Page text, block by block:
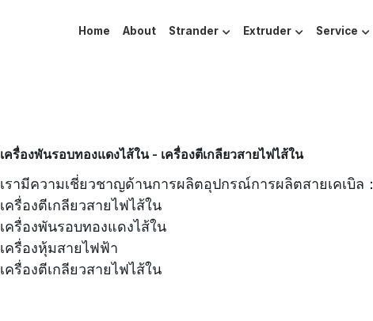
Home About Strander Extruder Service
เครื่องพันรอบทองแดงไส้ใน - เครื่องตีเกลียวสายไฟไส้ใน
เรามีความเชี่ยวชาญด้านการผลิตอุปกรณ์การผลิตสายเคเบิล：
เครื่องตีเกลียวสายไฟไส้ใน
เครื่องพันรอบทองแดงไส้ใน
เครื่องหุ้มสายไฟฟ้า
เครื่องตีเกลียวสายไฟไส้ใน